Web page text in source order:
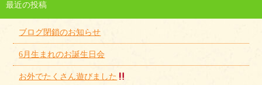
最近の投稿
ブログ閉鎖のお知らせ
6月生まれのお誕生日会
お外でたくさん遊びました